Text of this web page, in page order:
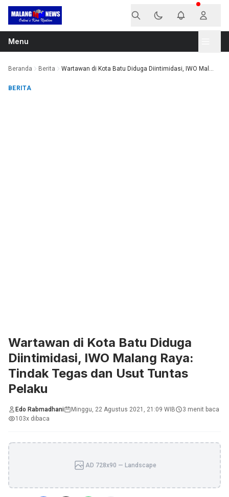
Langsung ke konten
Menu
Beranda Berita Wartawan di Kota Batu Diduga Diintimidasi, IWO Mal...
BERITA
Wartawan di Kota Batu Diduga
Diintimidasi, IWO Malang Raya:
Tindak Tegas dan Usut Tuntas
Pelaku
Edo Rabmadhani Minggu, 22 Agustus 2021, 21:09 WIB
3 menit baca
103x dibaca
AD 728x90 — Landscape